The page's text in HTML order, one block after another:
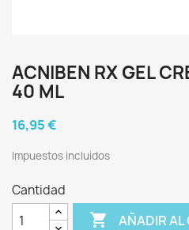
ACNIBEN RX GEL
40 ML
16,95 €
Impuestos incluidos
Cantidad
 AÑADIR AL